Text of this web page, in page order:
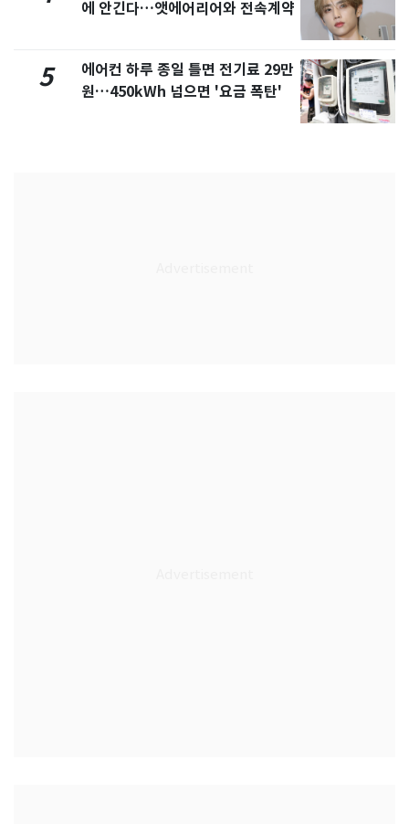
에 안긴다…앳에어리어와 전속계약
5
에어컨 하루 종일 틀면 전기료 29만
원…450kWh 넘으면 '요금 폭탄'